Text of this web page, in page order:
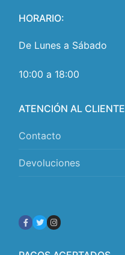
HORARIO:
De Lunes a Sábado
10:00 a 18:00
ATENCIÓN AL CLIENTE
Contacto
Devoluciones